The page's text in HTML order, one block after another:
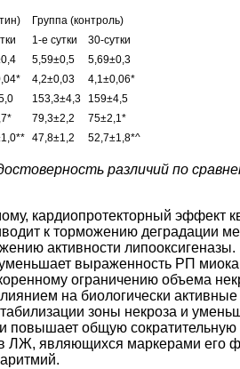
Группа (контроль)
1-е сутки
30-сутки
5,59±0,5
5,69±0,3
4,2±0,03
4,1±0,06*
153,3±4,3
159±4,5
79,3±2,2
75±2,1*
47,8±1,2 52,7±1,8*^
различий по
кардиопротекторный эффект
к торможению
активности
выраженность РП
ограничению объема
на биологически
зоны некроза и
общую сократительную
ЛЖ, являющихся маркерами его